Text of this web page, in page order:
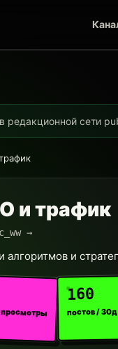
редакционной сети
и трафик
→
алгоритмов и
160
постов / 30д